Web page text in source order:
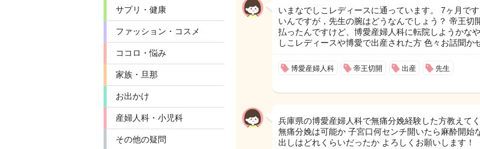
サプリ・健康
ファッション・コスメ
ココロ・悩み
家族・旦那
お出かけ
産婦人科・小児科
その他の疑問
いまなでしこレディースに通っています。 7ヶ月で
いんですが，先生の腕はどうなんでしょう？ 帝王切
払ったんですけど、博愛産婦人科に転院しようかな
しこレディースや博愛で出産された方 色々お話聞か
博愛産婦人科 帝王切開 出産 先生
兵庫県の博愛産婦人科で無痛分娩経験した方教えて
無痛分娩は可能か 子宮口何センチ開いたら麻酔開始
出しはどれくらいだったか よろしくお願いします！